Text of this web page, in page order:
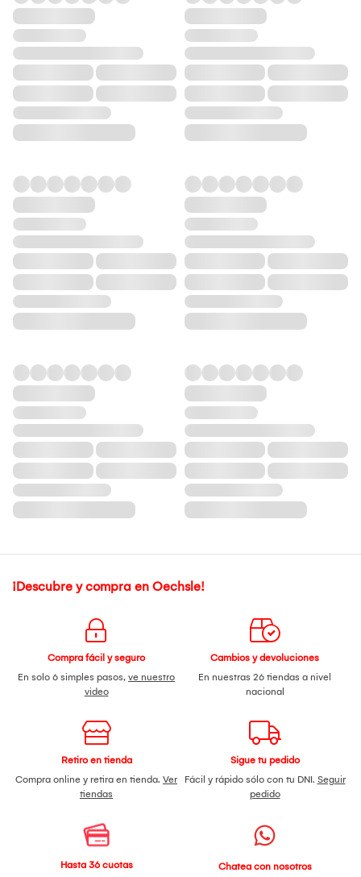
¡Descubre y compra en Oechsle!
Compra fácil y seguro
En solo 6 simples pasos, ve nuestro
video
Cambios y devoluciones
En nuestras 26 tiendas a nivel
nacional
Retiro en tienda
Compra online y retira en tienda. Ver
tiendas
Sigue tu pedido
Fácil y rápido sólo con tu DNI. Seguir
pedido
Hasta 36 cuotas
Chatea con nosotros